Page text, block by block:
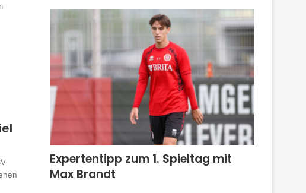
Expertentipp zum 1. Spieltag mit
Max Brandt